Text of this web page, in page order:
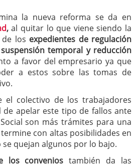
la nueva reforma se da en
,al quitar lo que viene siendo la
los expedientes de regulación
temporal y reducción
a favor del empresario ya que
a estos sobre las tomas de
el colectivo de los trabajadores
apelar este tipo de fallos ante
son más trámites para una
con altas posibilidades en
quejan algunos por lo bajo.
los conveniostambién da las